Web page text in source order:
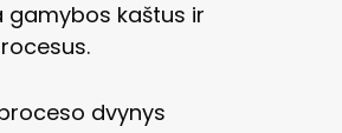
gamybos kaštus ir
dvynys